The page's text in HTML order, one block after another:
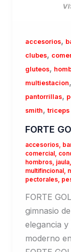
accesorios,
clubes,
gluteos,
multiestacion,
pantorrillas,
smith, triceps
FORTE
accesorios,
comercial ,
hombros, jaula,
multifincional ,
pectorales,
FORTE
gimnasio
elegancia
moderno